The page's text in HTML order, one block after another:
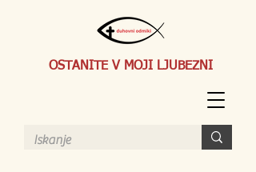
OSTANITE V MOJI LJUBEZNI